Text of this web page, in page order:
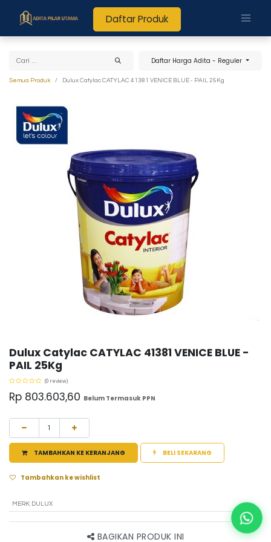
Daftar Produk
Daftar Harga Adita - Reguler
Semua Produk Dulux Catylac CATYLAC 41381 VENICE BLUE - PAIL 25Kg
Dulux Catylac CATYLAC 41381 VENICE BLUE -
PAIL 25Kg
(0 review)
Rp 803.603,60 Belum Termasuk PPN
TAMBAHKAN KE KERANJANG BELI SEKARANG
Tambahkan ke wishlist
MERK: DULUX
BAGIKAN PRODUK INI